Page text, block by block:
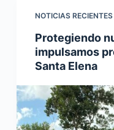
NOTICIAS RECIENTES
Protegiendo
impulsamos
Santa Elena